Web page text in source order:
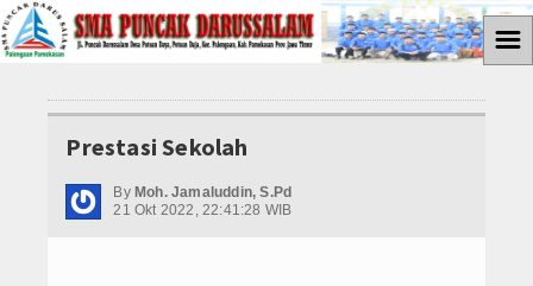
Home
ABSENSI
PROGRAM P5
☰
Prestasi Sekolah
By Moh. Jamaluddin, S.Pd
21 Okt 2022, 22:41:28 WIB